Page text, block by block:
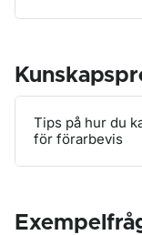
Tips på hur du
för förarbevis